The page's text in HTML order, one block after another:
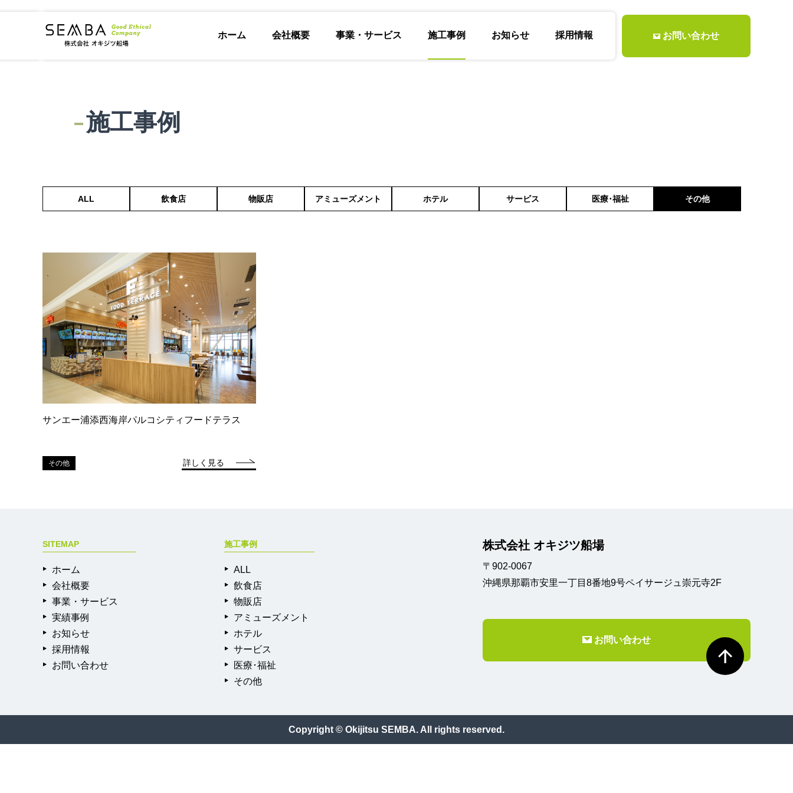
ホーム 会社概要 事業・サービス 施工事例 お知らせ 採用情報 お問い合わせ
施工事例
ALL 飲食店 物販店 アミューズメント ホテル サービス 医療･福祉 その他
サンエー浦添西海岸パルコシティフードテラス
その他 詳しく見る
SITEMAP
ホーム
会社概要
事業・サービス
実績事例
お知らせ
採用情報
お問い合わせ
施工事例
ALL
飲食店
物販店
アミューズメント
ホテル
サービス
医療･福祉
その他
株式会社 オキジツ船場
〒902-0067
沖縄県那覇市安里一丁目8番地9号ペイサージュ崇元寺2F
お問い合わせ
Copyright © Okijitsu SEMBA. All rights reserved.